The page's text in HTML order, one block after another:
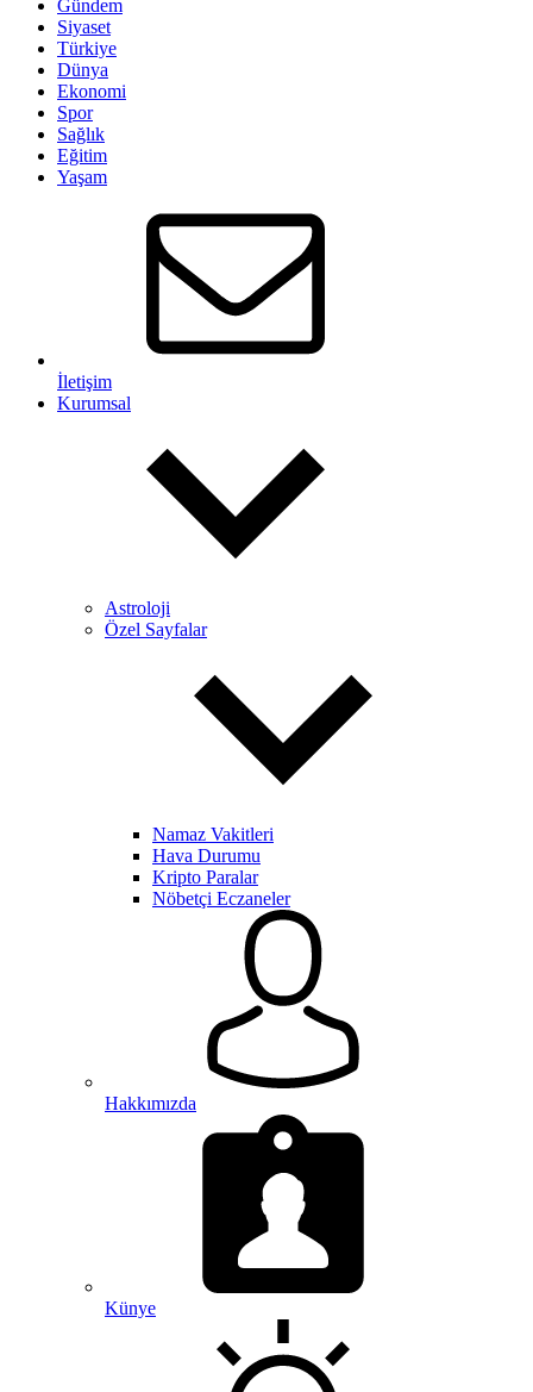
Gündem
Siyaset
Türkiye
Dünya
Ekonomi
Spor
Sağlık
Eğitim
Yaşam
İletişim
Kurumsal
Astroloji
Özel Sayfalar
Namaz Vakitleri
Hava Durumu
Kripto Paralar
Nöbetçi Eczaneler
Hakkımızda
Künye